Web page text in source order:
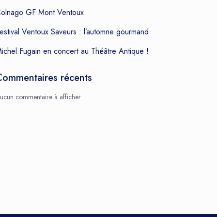
GF Mont Ventoux
Ventoux Saveurs : l’automne gourmand
Fugain en concert au Théâtre Antique !
récents
commentaire à afficher.